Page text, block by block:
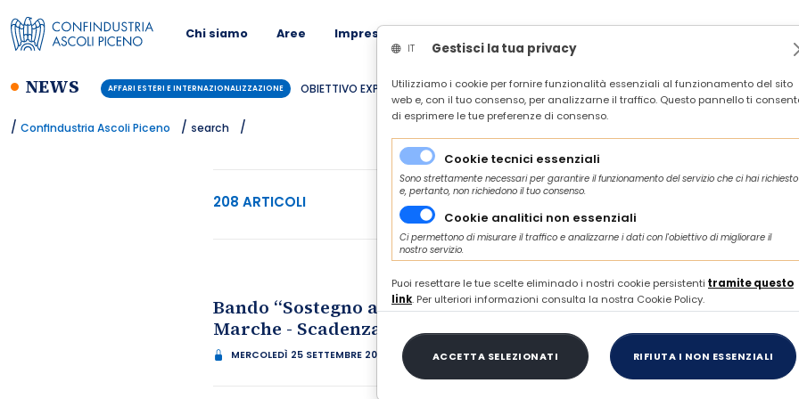
Chi siamo Aree Imprese
NEWS
- ROMA, 6 OTTOBRE CONFINDUSTRIA BUSINESS CONTINUITY PER LE PMI -
/ Confindustria Ascoli Piceno / search /
208 ARTICOLI
Bando “Sostegno all’avvio e al consolidamento delle start up
Marche - Scadenza: ore 13:00 del 23 ottobre 2024
MERCOLEDÌ 25 SETTEMBRE 2024 FINANZA, CREDITO E INCENTIVI
IT Gestisci la tua privacy
Utilizziamo i cookie per fornire funzionalità essenziali al funzionamento del sito
web e, con il tuo consenso, per analizzarne il traffico. Questo pannello ti
di esprimere le tue preferenze di consenso.
Cookie tecnici essenziali
Sono strettamente necessari per garantire il funzionamento del servizio che ci hai richiesto
e, pertanto, non richiedono il tuo consenso.
Cookie analitici non essenziali
Ci permettono di misurare il traffico e analizzarne i dati con l'obiettivo di migliorare il
nostro servizio.
Puoi resettare le tue scelte eliminado i nostri cookie persistenti tramite questo
link. Per ulteriori informazioni consulta la nostra Cookie Policy.
ACCETTA SELEZIONATI RIFIUTA I NON ESSENZIALI